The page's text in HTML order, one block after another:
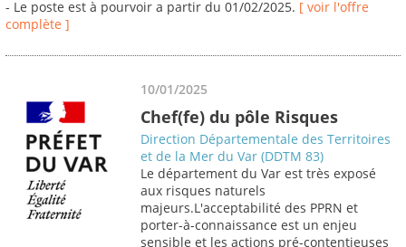
- Le poste est à pourvoir a partir du 01/02/2025. [ voir l'offre
complète ]
10/01/2025
Chef(fe) du pôle Risques
Direction Départementale des Territoires
et de la Mer du Var (DDTM 83)
Le département du Var est très exposé
aux risques naturels
majeurs.L'acceptabilité des PPRN et
porter-à-connaissance est un enjeu
sensible et les actions pré-contentieuses